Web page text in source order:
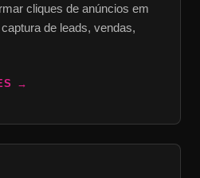
cliques de anúncios em
de leads, vendas,